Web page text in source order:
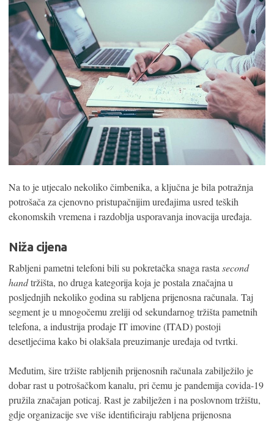
Na to je utjecalo nekoliko čimbenika, a ključna je bila potražnja
potrošača za cjenovno pristupačnijim uređajima usred teških
ekonomskih vremena i razdoblja usporavanja inovacija uređaja.
Niža cijena
Rabljeni pametni telefoni bili su pokretačka snaga rastasecond
handtržišta, no druga kategorija koja je postala značajna u
posljednjih nekoliko godina su rabljena prijenosna računala. Taj
segment je u mnogočemu zreliji od sekundarnog tržišta pametnih
telefona, a industrija prodaje IT imovine (ITAD) postoji
desetljećima kako bi olakšala preuzimanje uređaja od tvrtki.
Međutim, šire tržište rabljenih prijenosnih računala zabilježilo je
dobar rast u potrošačkom kanalu, pri čemu je pandemija covida-19
pružila značajan poticaj. Rast je zabilježen i na poslovnom tržištu,
gdje organizacije sve više identificiraju rabljena prijenosna